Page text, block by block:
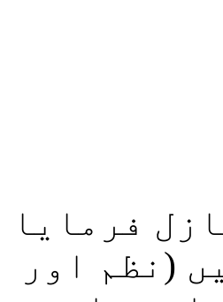
فرمایا
(نظم اور